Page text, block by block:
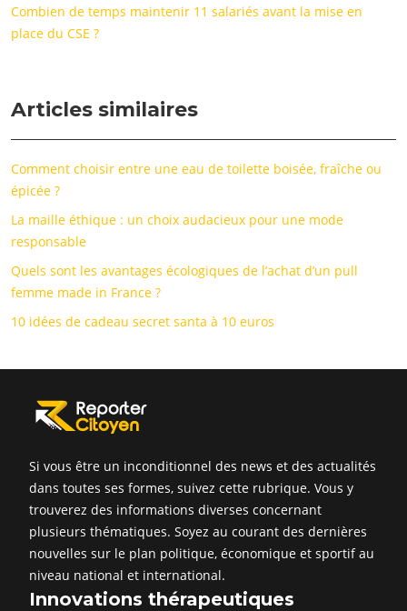
Combien de temps maintenir 11 salariés avant la mise en
place du CSE ?
Articles similaires
Comment choisir entre une eau de toilette boisée, fraîche ou
épicée ?
La maille éthique : un choix audacieux pour une mode
responsable
Quels sont les avantages écologiques de l’achat d’un pull
femme made in France ?
10 idées de cadeau secret santa à 10 euros
Si vous être un inconditionnel des news et des actualités
dans toutes ses formes, suivez cette rubrique. Vous y
trouverez des informations diverses concernant
plusieurs thématiques. Soyez au courant des dernières
nouvelles sur le plan politique, économique et sportif au
niveau national et international.
Innovations thérapeutiques